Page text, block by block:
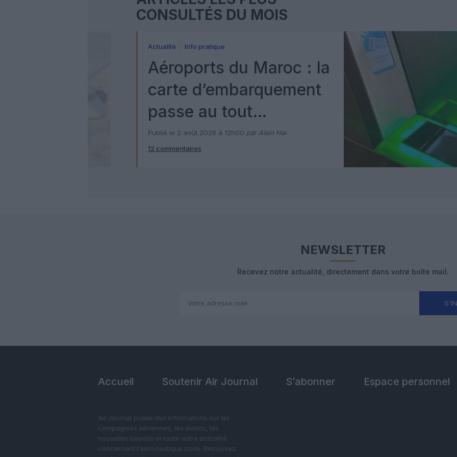
CONSULTÉS DU MOIS
Actualité Info pratique
Aéroports du Maroc : la
carte d’embarquement
passe au tout
numérique avec Pax
Check
Publié le 2 août 2026 à 12h00 par Alain Hai
12 commentaires
NEWSLETTER
Recevez notre actualité, directement dans votre boîte mail.
Accueil Soutenir Air Journal S’abonner Espace personnel